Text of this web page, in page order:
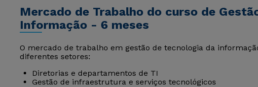
Mercado de Trabalho do curso de
Informação - 6 meses
O mercado de trabalho em gestão de tecnologia da
diferentes setores:
Diretorias e departamentos de TI
Gestão de infraestrutura e serviços tecnológicos